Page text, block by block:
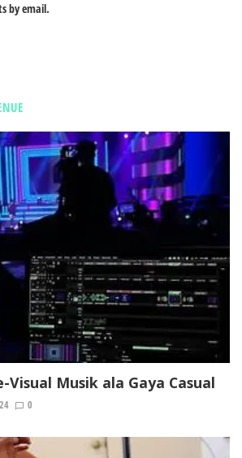
by email.
Visual Musik ala Gaya Casual
0